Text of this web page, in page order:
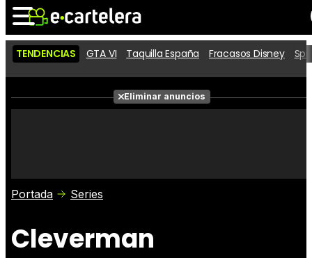
Noticias Cartelera
Películas
Críticas
TENDENCIAS GTA VI Taquilla España Fracasos Disney
Eliminar anuncios
Portada Series
Cleverman